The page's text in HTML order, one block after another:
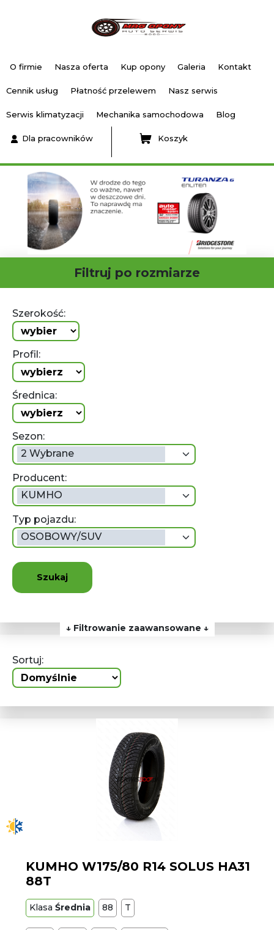
O firmie Nasza oferta Kup opony Galeria Kontakt
Cennik usług Płatność przelewem Nasz serwis
Serwis klimatyzacji Mechanika samochodowa Blog
Dla pracowników Koszyk
Filtruj po rozmiarze
Szerokość:
Profil:
Średnica:
Sezon:
2 Wybrane
Producent:
KUMHO
Typ pojazdu:
OSOBOWY/SUV
Szukaj
↓ Filtrowanie zaawansowane ↓
Sortuj:
KUMHO W175/80 R14 SOLUS HA31
88T
KlasaŚrednia 88 T